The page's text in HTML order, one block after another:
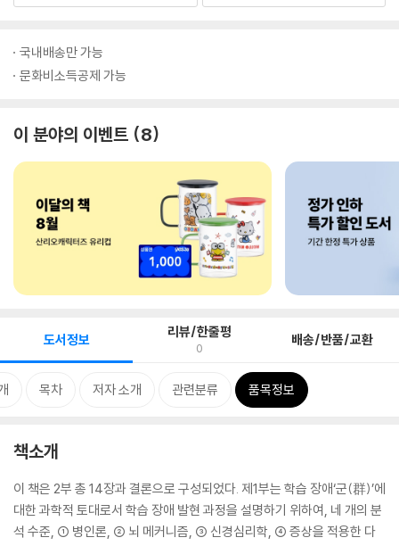
국내배송만 가능
문화비소득공제 가능
이 분야의 이벤트 8
도서정보 리뷰/한줄평
0 배송/반품/교환
목차 저자 소개 관련분류 품목정보
책소개
이 책은 2부 총 14장과 결론으로 구성되었다. 제1부는 학습 장애‘군(群)’에
대한 과학적 토대로서 학습 장애 발현 과정을 설명하기 위하여, 네 개의 분
석 수준, ① 병인론, ② 뇌 메커니즘, ③ 신경심리학, ④ 증상을 적용한 다